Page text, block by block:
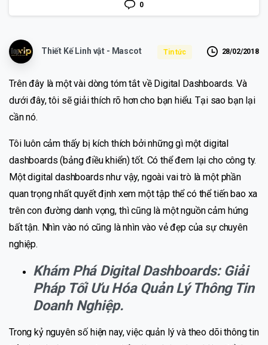
0
Thiết Kế Linh vật - Mascot Tin tức 28/02/2018
Trên đây là một vài dòng tóm tắt về Digital Dashboards. Và
dưới đây, tôi sẽ giải thích rõ hơn cho bạn hiểu. Tại sao bạn lại
cần nó.
Tôi luôn cảm thấy bị kích thích bởi những gì một digital
dashboards (bảng điều khiển) tốt. Có thể đem lại cho công ty.
Một digital dashboards như vậy, ngoài vai trò là một phần
quan trọng nhất quyết định xem một tập thể có thể tiến bao xa
trên con đường danh vọng, thì cũng là một nguồn cảm hứng
bất tận. Nhìn vào nó cũng là nhìn vào vẻ đẹp của sự chuyên
nghiệp.
Khám Phá Digital Dashboards: Giải
Pháp Tối Ưu Hóa Quản Lý Thông Tin
Doanh Nghiệp.
Trong kỷ nguyên số hiện nay, việc quản lý và theo dõi thông tin